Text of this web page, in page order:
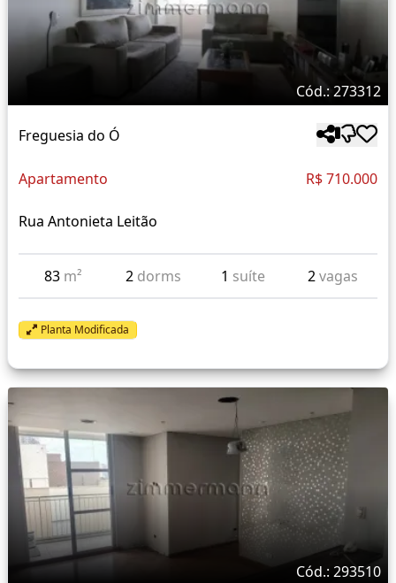
Cód.: 273312
Freguesia do Ó
Apartamento R$ 710.000
Rua Antonieta Leitão
83 m² 2 dorms 1 suíte 2vagas
Planta Modificada
Cód.: 293510